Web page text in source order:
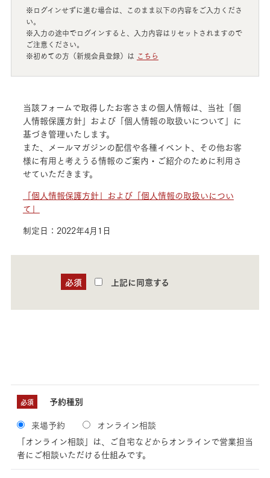
※ログインせずに進む場合は、このまま以下の内容をご入力くださ
い。
※入力の途中でログインすると、入力内容はリセットされますので
ご注意ください。
※初めての方（新規会員登録）は こちら
当該フォームで取得したお客さまの個人情報は、当社「個
人情報保護方針」および「個人情報の取扱いについて」に
基づき管理いたします。
また、メールマガジンの配信や各種イベント、その他お客
様に有用と考えうる情報のご案内・ご紹介のために利用さ
せていただきます。
「個人情報保護方針」および「個人情報の取扱いについ
て」
制定日：2022年4月1日
必須 上記に同意する
必須 予約種別
来場予約
オンライン相談
「オンライン相談」は、ご自宅などからオンラインで営業担当
者にご相談いただける仕組みです。